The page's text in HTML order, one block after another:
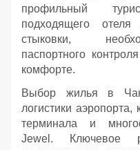
профильный
подходящего отеля
стыковки,
паспортного
комфорте.
Выбор жилья в
логистики
терминала и
Jewel. Ключевое